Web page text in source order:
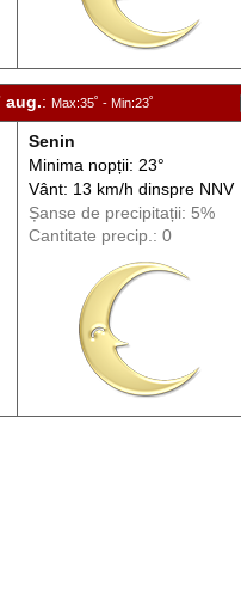
aug.: Max:35˚ - Min:23˚
Senin
Minima nopții: 23°
Vânt: 13 km/h dinspreNNV
Șanse de precipitații: 5%
Cantitate precip.: 0